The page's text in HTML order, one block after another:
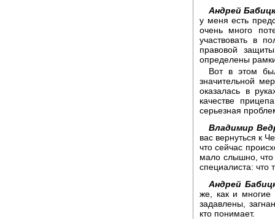
Андрей
у меня есть
очень много
участвовать в
правовой
определены
Вот в этом
значительной
оказалась в
качестве
серьезная
Владимир
вас вернуться к
что сейчас
мало слышно, что
специалиста: что
Андрей
же, как и многие
задавлены,
кто понимает.